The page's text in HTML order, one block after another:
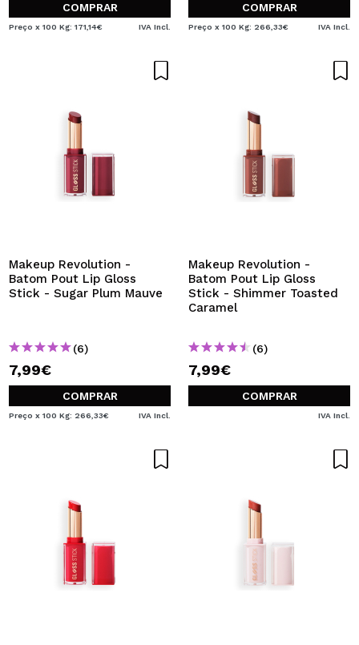
COMPRAR
Preço x 100 Kg: 171,14€ IVA Incl.
COMPRAR
Preço x 100 Kg: 266,33€ IVA Incl.
Makeup Revolution -
Batom Pout Lip Gloss
Stick - Sugar Plum Mauve
(6)
7,99€
COMPRAR
Preço x 100 Kg: 266,33€ IVA Incl.
Makeup Revolution -
Batom Pout Lip Gloss
Stick - Shimmer Toasted
Caramel
(6)
7,99€
COMPRAR
IVA Incl.